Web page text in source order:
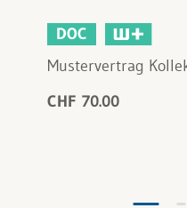
DOC
Mustervertrag
CHF 70.00